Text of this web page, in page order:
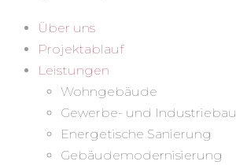
Über uns
Projektablauf
Leistungen
Wohngebäude
Gewerbe- und Industriebau
Energetische Sanierung
Gebäudemodernisierung